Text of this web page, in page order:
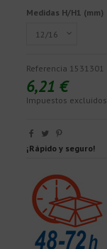
Medidas H/H1 (mm)
Referencia 1531301
6,21 €
Impuestos excluidos
¡Rápido y seguro!